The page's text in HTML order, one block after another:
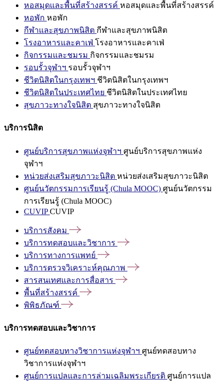
หอสมุดและพื้นที่สร้างสรรค์ หอสมุดและพื้นที่สร้างสรรค์
หอพัก หอพัก
กีฬาและสุขภาพนิสิต กีฬาและสุขภาพนิสิต
โรงอาหารและคาเฟ่ โรงอาหารและคาเฟ่
กิจกรรมและชมรม กิจกรรมและชมรม
รอบรั้วจุฬาฯ รอบรั้วจุฬาฯ
ชีวิตนิสิตในกรุงเทพฯ ชีวิตนิสิตในกรุงเทพฯ
ชีวิตนิสิตในประเทศไทย ชีวิตนิสิตในประเทศไทย
สุขภาวะทางใจนิสิต สุขภาวะทางใจนิสิต
บริการนิสิต
ศูนย์บริการสุขภาพแห่งจุฬาฯ ศูนย์บริการสุขภาพแห่ง
จุฬาฯ
หน่วยส่งเสริมสุขภาวะนิสิต หน่วยส่งเสริมสุขภาวะนิสิต
ศูนย์นวัตกรรมการเรียนรู้ (Chula MOOC) ศูนย์นวัตกรรม
การเรียนรู้ (Chula MOOC)
CUVIPCUVIP
บริการสังคม
บริการทดสอบและวิชาการ
บริการทางการแพทย์
บริการตรวจวิเคราะห์คุณภาพ
สารสนเทศและการสื่อสาร
พื้นที่สร้างสรรค์
พิพิธภัณฑ์
บริการทดสอบและวิชาการ
ศูนย์ทดสอบทางวิชาการแห่งจุฬาฯ ศูนย์ทดสอบทาง
วิชาการแห่งจุฬาฯ
ศูนย์การแปลและการล่ามเฉลิมพระเกียรติ ศูนย์การแปล